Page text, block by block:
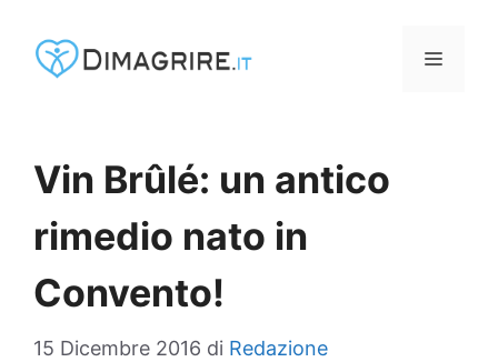
MENU
Vin Brûlé: un antico
rimedio nato in
Convento!
15 Dicembre 2016 di Redazione